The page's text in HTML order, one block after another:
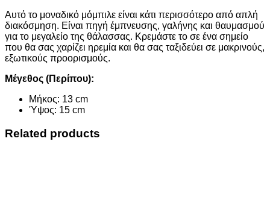
Αυτό το μοναδικό μόμπιλε είναι κάτι περισσότερο από απλή
διακόσμηση. Είναι πηγή έμπνευσης, γαλήνης και θαυμασμού
για το μεγαλείο της θάλασσας. Κρεμάστε το σε ένα σημείο
που θα σας χαρίζει ηρεμία και θα σας ταξιδεύει σε μακρινούς,
εξωτικούς προορισμούς.
Μέγεθος (Περίπου):
Μήκος: 13 cm
Ύψος: 15 cm
Related products